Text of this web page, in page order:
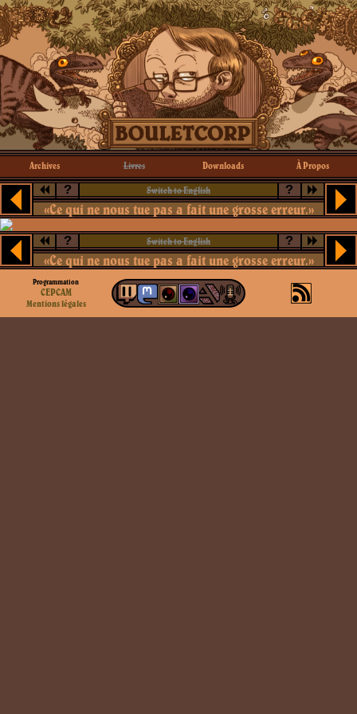
Archives Livres Downloads À Propos
? Switch to English ?
«Ce qui ne nous tue pas a fait une grosse erreur.»
? Switch to English ?
«Ce qui ne nous tue pas a fait une grosse erreur.»
Programmation
CEPCAM
Mentions légales